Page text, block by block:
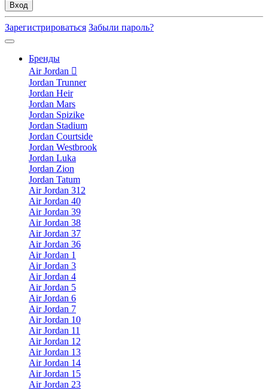
Вход
Зарегистрироваться Забыли пароль?
Бренды
Air Jordan
Jordan Trunner
Jordan Heir
Jordan Mars
Jordan Spizike
Jordan Stadium
Jordan Courtside
Jordan Westbrook
Jordan Luka
Jordan Zion
Jordan Tatum
Air Jordan 312
Air Jordan 40
Air Jordan 39
Air Jordan 38
Air Jordan 37
Air Jordan 36
Air Jordan 1
Air Jordan 3
Air Jordan 4
Air Jordan 5
Air Jordan 6
Air Jordan 7
Air Jordan 10
Air Jordan 11
Air Jordan 12
Air Jordan 13
Air Jordan 14
Air Jordan 15
Air Jordan 23